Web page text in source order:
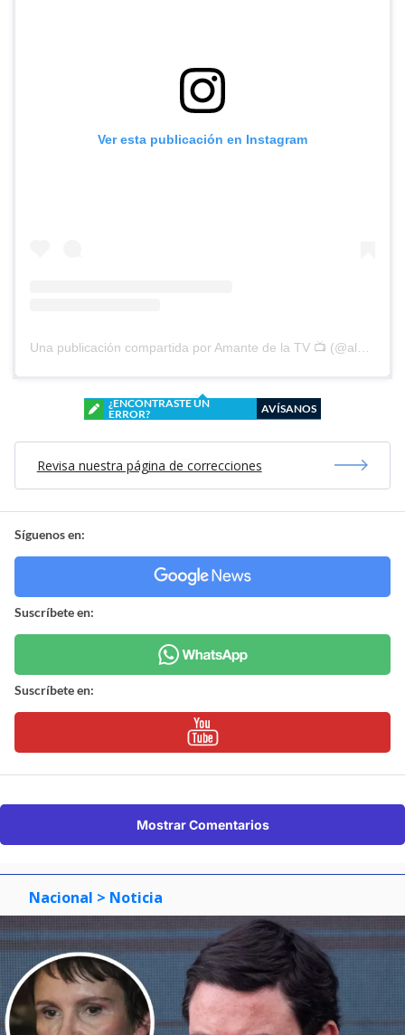
Ver esta publicación en Instagram
¿ENCONTRASTE UN
ERROR?
AVÍSANOS
Revisa nuestra página de correcciones
Síguenos en:
Suscríbete en:
Suscríbete en:
Mostrar Comentarios
Nacional > Noticia